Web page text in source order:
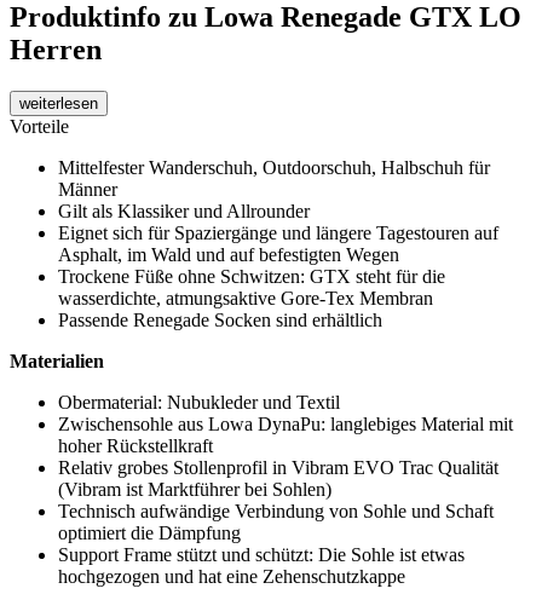
Produktinfo zu Lowa Renegade GTX LO
Herren
weiterlesen
Vorteile
Mittelfester Wanderschuh, Outdoorschuh, Halbschuh für
Männer
Gilt als Klassiker und Allrounder
Eignet sich für Spaziergänge und längere Tagestouren auf
Asphalt, im Wald und auf befestigten Wegen
Trockene Füße ohne Schwitzen: GTX steht für die
wasserdichte, atmungsaktive Gore-Tex Membran
Passende Renegade Socken sind erhältlich
Materialien
Obermaterial: Nubukleder und Textil
Zwischensohle aus Lowa DynaPu: langlebiges Material mit
hoher Rückstellkraft
Relativ grobes Stollenprofil in Vibram EVO Trac Qualität
(Vibram ist Marktführer bei Sohlen)
Technisch aufwändige Verbindung von Sohle und Schaft
optimiert die Dämpfung
Support Frame stützt und schützt: Die Sohle ist etwas
hochgezogen und hat eine Zehenschutzkappe